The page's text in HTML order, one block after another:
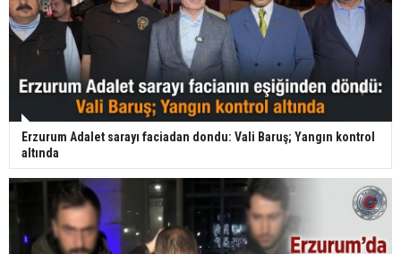
Erzurum Adalet sarayı faciadan dondu: Vali Baruş; Yangın kontrol
altında